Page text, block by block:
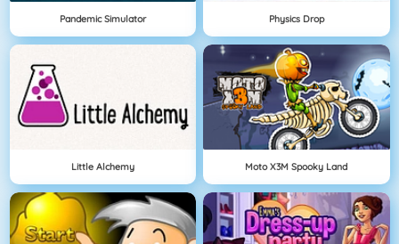
Pandemic Simulator Physics Drop
Little Alchemy Moto X3M Spooky Land